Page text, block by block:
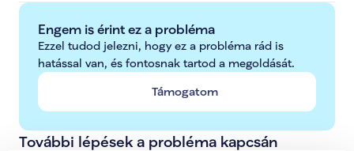
Engem is érint ez a probléma
Ezzel tudod jelezni, hogy ez a probléma rád is
hatással van, és fontosnak tartod a megoldását.
Támogatom
További lépések a probléma kapcsán